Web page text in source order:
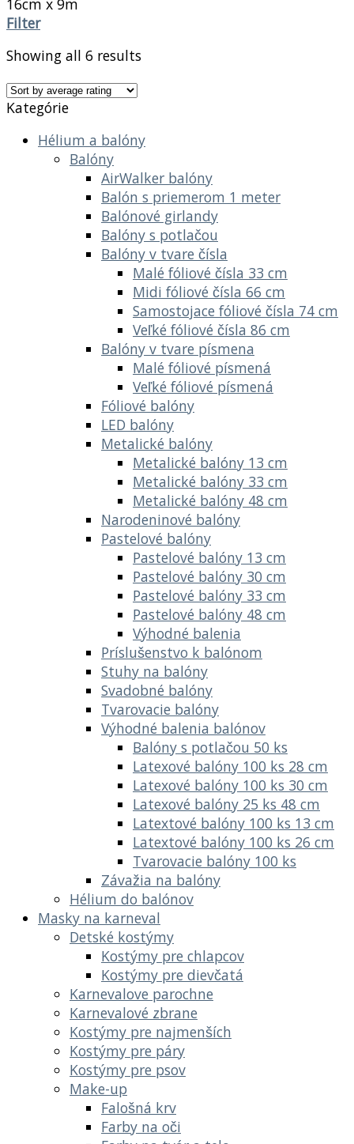
Filter
Showing all 6 results
Kategórie
Hélium a balóny
Balóny
AirWalker balóny
Balón s priemerom 1 meter
Balónové girlandy
Balóny s potlačou
Balóny v tvare čísla
Malé fóliové čísla 33 cm
Midi fóliové čísla 66 cm
Samostojace fóliové čísla 74 cm
Veľké fóliové čísla 86 cm
Balóny v tvare písmena
Malé fóliové písmená
Veľké fóliové písmená
Fóliové balóny
LED balóny
Metalické balóny
Metalické balóny 13 cm
Metalické balóny 33 cm
Metalické balóny 48 cm
Narodeninové balóny
Pastelové balóny
Pastelové balóny 13 cm
Pastelové balóny 30 cm
Pastelové balóny 33 cm
Pastelové balóny 48 cm
Výhodné balenia
Príslušenstvo k balónom
Stuhy na balóny
Svadobné balóny
Tvarovacie balóny
Výhodné balenia balónov
Balóny s potlačou 50 ks
Latexové balóny 100 ks 28 cm
Latexové balóny 100 ks 30 cm
Latexové balóny 25 ks 48 cm
Latextové balóny 100 ks 13 cm
Latextové balóny 100 ks 26 cm
Tvarovacie balóny 100 ks
Závažia na balóny
Hélium do balónov
Masky na karneval
Detské kostýmy
Kostýmy pre chlapcov
Kostýmy pre dievčatá
Karnevalove parochne
Karnevalové zbrane
Kostýmy pre najmenších
Kostýmy pre páry
Kostýmy pre psov
Make-up
Falošná krv
Farby na oči